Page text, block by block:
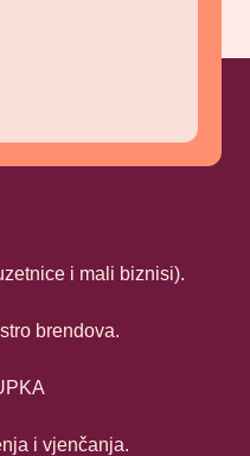
i mali biznisi).
brendova.
i vjenčanja.